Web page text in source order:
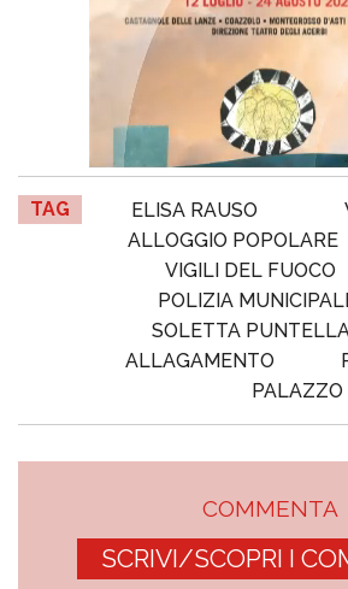
TAG ELISA RAUSO
ALLOGGIO POPOLARE
VIGILI DEL FUOCO
POLIZIA
SOLETTA
ALLAGAMENTO
PALAZZO
COMMENTA
SCRIVI/SCOPRI I